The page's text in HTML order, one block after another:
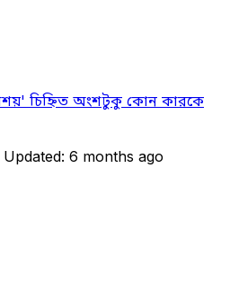
চিহ্নিত অংশটুকু কোন কারকে
Updated: 6 months ago